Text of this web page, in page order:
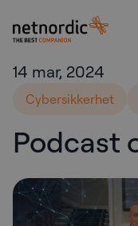
NetNordic Norway
14 mar, 2024
Cybersikkerhet
Podcast